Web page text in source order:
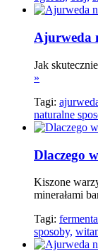
Ajurweda
Jak
»
Tagi:
naturalne
Dlaczego
Kiszone
minerałami
Tagi:
sposoby,